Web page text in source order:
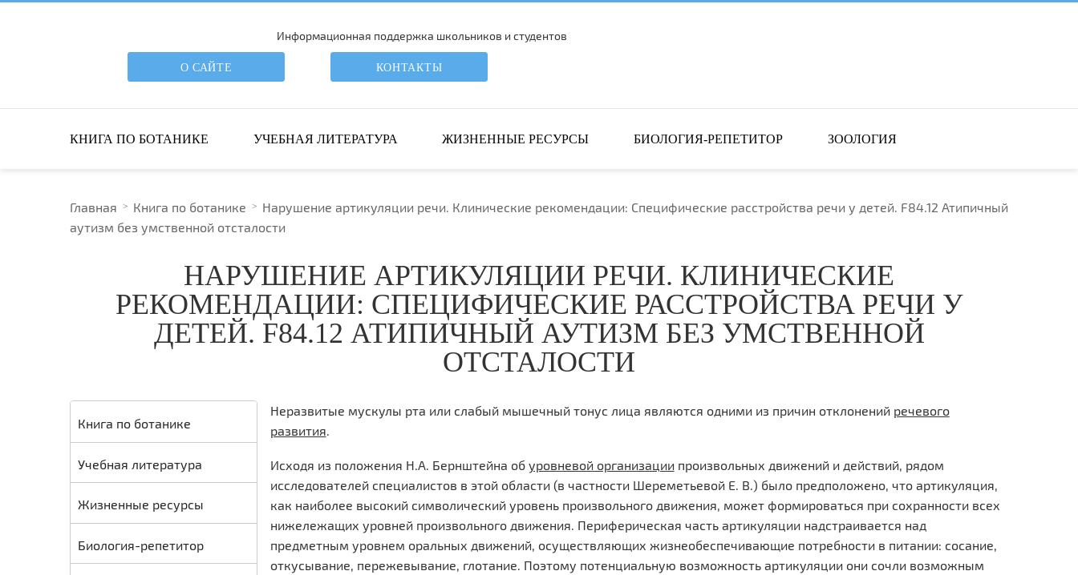
Информационная поддержка школьников и студентов
О САЙТЕ КОНТАКТЫ
КНИГА ПО БОТАНИКЕ УЧЕБНАЯ ЛИТЕРАТУРА ЖИЗНЕННЫЕ РЕСУРСЫ БИОЛОГИЯ-РЕПЕТИТОР ЗООЛОГИЯ
ПОИСК ПО САЙТУ
Главная Книга по ботанике
Нарушение артикуляции речи. Клинические рекомендации: Специфические расстройства речи у детей. F84.12 Атипичный
аутизм без умственной отсталости
НАРУШЕНИЕ АРТИКУЛЯЦИИ РЕЧИ. КЛИНИЧЕСКИЕ
РЕКОМЕНДАЦИИ: СПЕЦИФИЧЕСКИЕ РАССТРОЙСТВА РЕЧИ У
ДЕТЕЙ. F84.12 АТИПИЧНЫЙ АУТИЗМ БЕЗ УМСТВЕННОЙ
ОТСТАЛОСТИ
Книга по ботанике
Учебная литература
Жизненные ресурсы
Биология-репетитор
Неразвитые мускулы рта или слабый мышечный тонус лица являются одними из причин отклонений речевого
развития.
Исходя из положения Н.А. Бернштейна об уровневой организации произвольных движений и действий, рядом
исследователей специалистов в этой области (в частности Шереметьевой Е. В.) было предположено, что артикуляция,
как наиболее высокий символический уровень произвольного движения, может формироваться при сохранности всех
нижележащих уровней произвольного движения. Периферическая часть артикуляции надстраивается над
предметным уровнем оральных движений, осуществляющих жизнеобеспечивающие потребности в питании: сосание,
откусывание, пережевывание, глотание. Поэтому потенциальную возможность артикуляции они сочли возможным